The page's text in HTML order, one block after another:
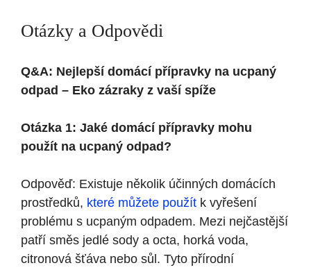
Otázky a Odpovědi
Q&A: Nejlepší domácí přípravky na ucpaný
odpad – Eko zázraky z vaší spíže
Otázka 1: Jaké domácí přípravky mohu
použít na ucpaný odpad?
Odpověď: Existuje několik účinných domácích
prostředků, které můžete použít k vyřešení
problému s ucpaným odpadem. Mezi nejčastější
patří směs jedlé sody a octa, horká voda,
citronová šťáva nebo sůl. Tyto přírodní